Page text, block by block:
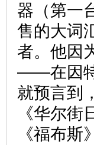
器（第一
售的大词
者。他因
——在因特
就预言到
《华尔街
《福布